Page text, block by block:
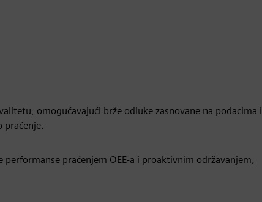
omogućavajući brže odluke zasnovane na podacima i
praćenje.
praćenjem OEE-a i proaktivnim održavanjem,